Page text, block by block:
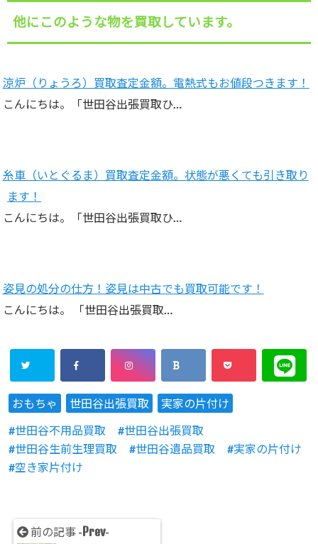
他にこのような物を買取しています。
涼炉（りょうろ）買取査定金額。電熱式もお値段つきます！
こんにちは。「世田谷出張買取ひ…
糸車（いとぐるま）買取査定金額。状態が悪くても引き取り
ます！
こんにちは。「世田谷出張買取ひ…
姿見の処分の仕方！姿見は中古でも買取可能です！
こんにちは。 「世田谷出張買取…
おもちゃ 世田谷出張買取
実家の片付け
世田谷不用品買取
世田谷出張買取
世田谷生前生理買取
世田谷遺品買取
実家の片付け
空き家片付け
前の記事 -Prev-